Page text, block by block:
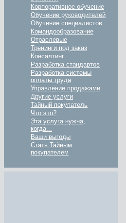
Корпоративное обучение
Обучение руководителей
Обучение специалистов
Командообразование
Отраслевые
Тренинги под заказ
Консалтинг
Разработка стандартов
Разработка системы
оплаты труда
Управление продажами
Другие услуги
Тайный покупатель
Что это?
Эта услуга нужна,
когда...
Ваши выгоды
Стать Тайным
покупателем